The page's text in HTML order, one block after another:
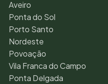
Aveiro
Ponta do Sol
Porto Santo
Nordeste
Povoação
Vila Franca do Campo
Ponta Delgada